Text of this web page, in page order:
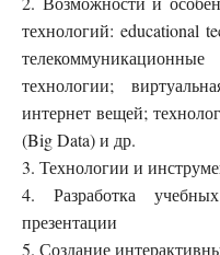
технологий: educational
технологии;
интернет вещей;
(Big Data) и др.
3. Технологии и
4. Разработка
презентации
5. Создание